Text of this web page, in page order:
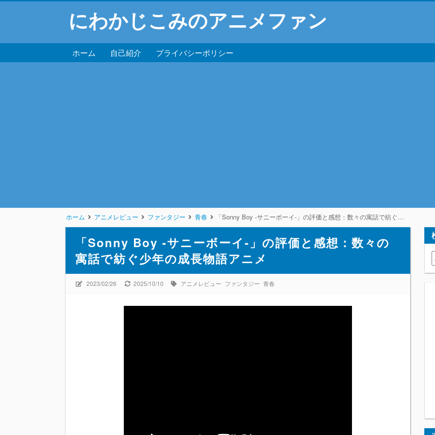
にわかじこみのアニメファン
ホーム 自己紹介 プライバシーポリシー
ホーム アニメレビュー ファンタジー 青春 「Sonny Boy -サニーボーイ-」の評価と感想：数々の寓話で紡ぐ少年の成長物語アニメ
「Sonny Boy -サニーボーイ-」の評価と感想：数々の
寓話で紡ぐ少年の成長物語アニメ
2023/02/26 2025/10/10 アニメレビュー ファンタジー 青春